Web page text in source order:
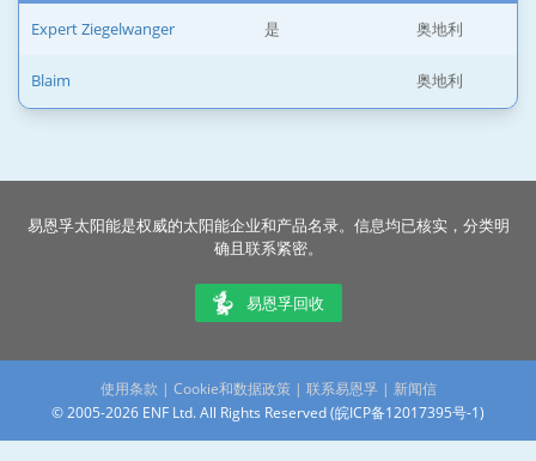
Expert Ziegelwanger 是 奥地利
Blaim 奥地利
易恩孚太阳能是权威的太阳能企业和产品名录。信息均已核实，分类明
确且联系紧密。
易恩孚回收
使用条款 | Cookie和数据政策| 联系易恩孚 | 新闻信
© 2005-2026 ENF Ltd. All Rights Reserved (皖ICP备12017395号-1)